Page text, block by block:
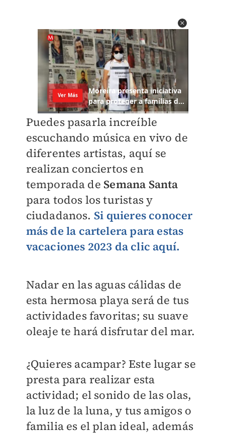
Puedes pasarla increíble
escuchando música en vivo de
diferentes artistas, aquí se
realizan conciertos en
temporada de Semana Santa
para todos los turistas y
ciudadanos. Si quieres conocer
más de la cartelera para estas
vacaciones 2023 da clic aquí.
Nadar en las aguas cálidas de
esta hermosa playa será de tus
actividades favoritas; su suave
oleaje te hará disfrutar del mar.
¿Quieres acampar? Este lugar se
presta para realizar esta
actividad; el sonido de las olas,
la luz de la luna, y tus amigos o
familia es el plan ideal, además